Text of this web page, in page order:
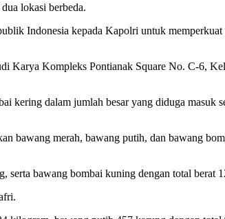
lokasi berbeda.
Indonesia kepada Kapolri untuk memperkuat
Karya Kompleks Pontianak Square No. C-6,
kering dalam jumlah besar yang diduga masuk
bawang merah, bawang putih, dan bawang
serta bawang bombai kuning dengan total berat